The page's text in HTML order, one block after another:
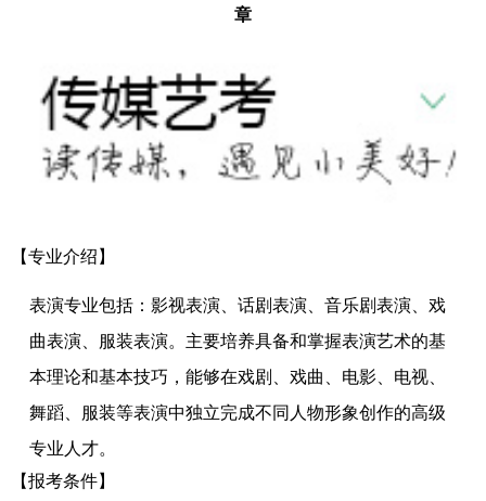
章
【专业介绍】
表演专业包括：影视表演、话剧表演、音乐剧表演、戏
曲表演、服装表演。主要培养具备和掌握表演艺术的基
本理论和基本技巧，能够在戏剧、戏曲、电影、电视、
舞蹈、服装等表演中独立完成不同人物形象创作的高级
专业人才。
【报考条件】